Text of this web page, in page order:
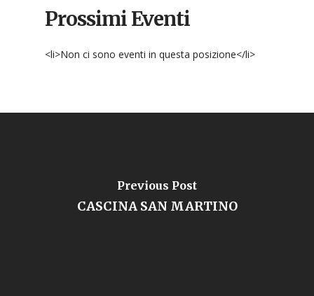
Prossimi Eventi
<li>Non ci sono eventi in questa posizione</li>
Previous Post
CASCINA SAN MARTINO